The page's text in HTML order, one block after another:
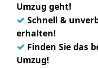
Umzug geht!
✓ Schnell &
erhalten!
✓ Finden Sie das
Umzug!